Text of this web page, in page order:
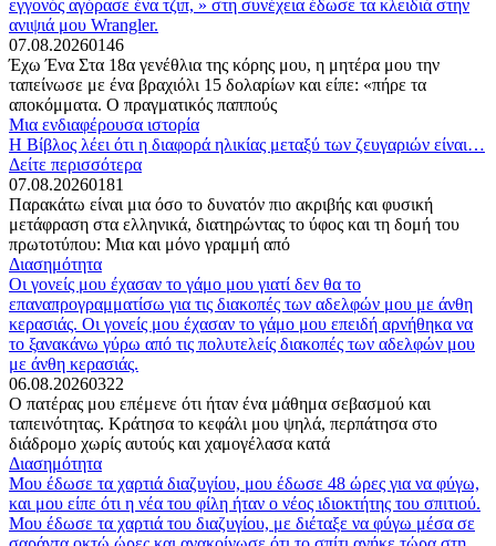
εγγονός αγόρασε ένα τζιπ, » στη συνέχεια έδωσε τα κλειδιά στην
ανιψιά μου Wrangler.
07.08.20260146
Έχω Ένα Στα 18α γενέθλια της κόρης μου, η μητέρα μου την
ταπείνωσε με ένα βραχιόλι 15 δολαρίων και είπε: «πήρε τα
αποκόμματα. Ο πραγματικός παππούς
Μια ενδιαφέρουσα ιστορία
Η Βίβλος λέει ότι η διαφορά ηλικίας μεταξύ των ζευγαριών είναι…
Δείτε περισσότερα
07.08.20260181
Παρακάτω είναι μια όσο το δυνατόν πιο ακριβής και φυσική
μετάφραση στα ελληνικά, διατηρώντας το ύφος και τη δομή του
πρωτοτύπου: Μια και μόνο γραμμή από
Διασημότητα
Οι γονείς μου έχασαν το γάμο μου γιατί δεν θα το
επαναπρογραμματίσω για τις διακοπές των αδελφών μου με άνθη
κερασιάς. Οι γονείς μου έχασαν το γάμο μου επειδή αρνήθηκα να
το ξανακάνω γύρω από τις πολυτελείς διακοπές των αδελφών μου
με άνθη κερασιάς.
06.08.20260322
Ο πατέρας μου επέμενε ότι ήταν ένα μάθημα σεβασμού και
ταπεινότητας. Κράτησα το κεφάλι μου ψηλά, περπάτησα στο
διάδρομο χωρίς αυτούς και χαμογέλασα κατά
Διασημότητα
Μου έδωσε τα χαρτιά διαζυγίου, μου έδωσε 48 ώρες για να φύγω,
και μου είπε ότι η νέα του φίλη ήταν ο νέος ιδιοκτήτης του σπιτιού.
Μου έδωσε τα χαρτιά του διαζυγίου, με διέταξε να φύγω μέσα σε